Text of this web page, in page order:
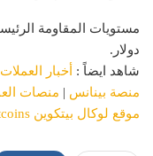
دولار.
شاهد ايضاً : أخبار
منصة بينانس | منصات
موقع لوكال بيتكوين localbitcoins